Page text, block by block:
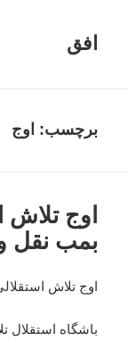
افق
برچسب: اوج
اوج تلاش
بمب نقل و
اوج تلاش
باشگاه استقلال